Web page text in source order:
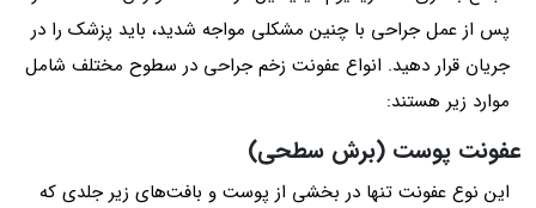
پس از عمل جراحی با چنین مشکلی مواجه شدید، باید پزشک را در
جریان قرار دهید. انواع عفونت زخم جراحی در سطوح مختلف شامل
موارد زیر هستند:
عفونت پوست (برش سطحی)
این نوع عفونت تنها در بخشی از پوست و بافت‌های زیر جلدی که